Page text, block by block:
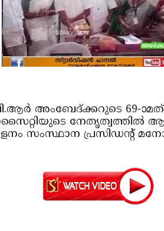
അംബേദ്ക്കറുടെ 69-ാമത്
നേതൃത്വത്തില്‍
സംസ്ഥാന പ്രസിഡന്റ്